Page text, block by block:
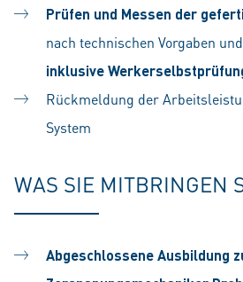
Prüfen und Messen der
nach technischen Vorgaben
inklusive
Rückmeldung der
System
WAS SIE MITBRINGEN
Abgeschlossene Ausbildung